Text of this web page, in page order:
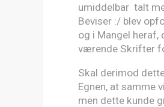
umiddelbar talt
Beviser :/ blev
og i Mangel heraf,
værende Skrifter
Skal derimod
Egnen, at samme
men dette kunde